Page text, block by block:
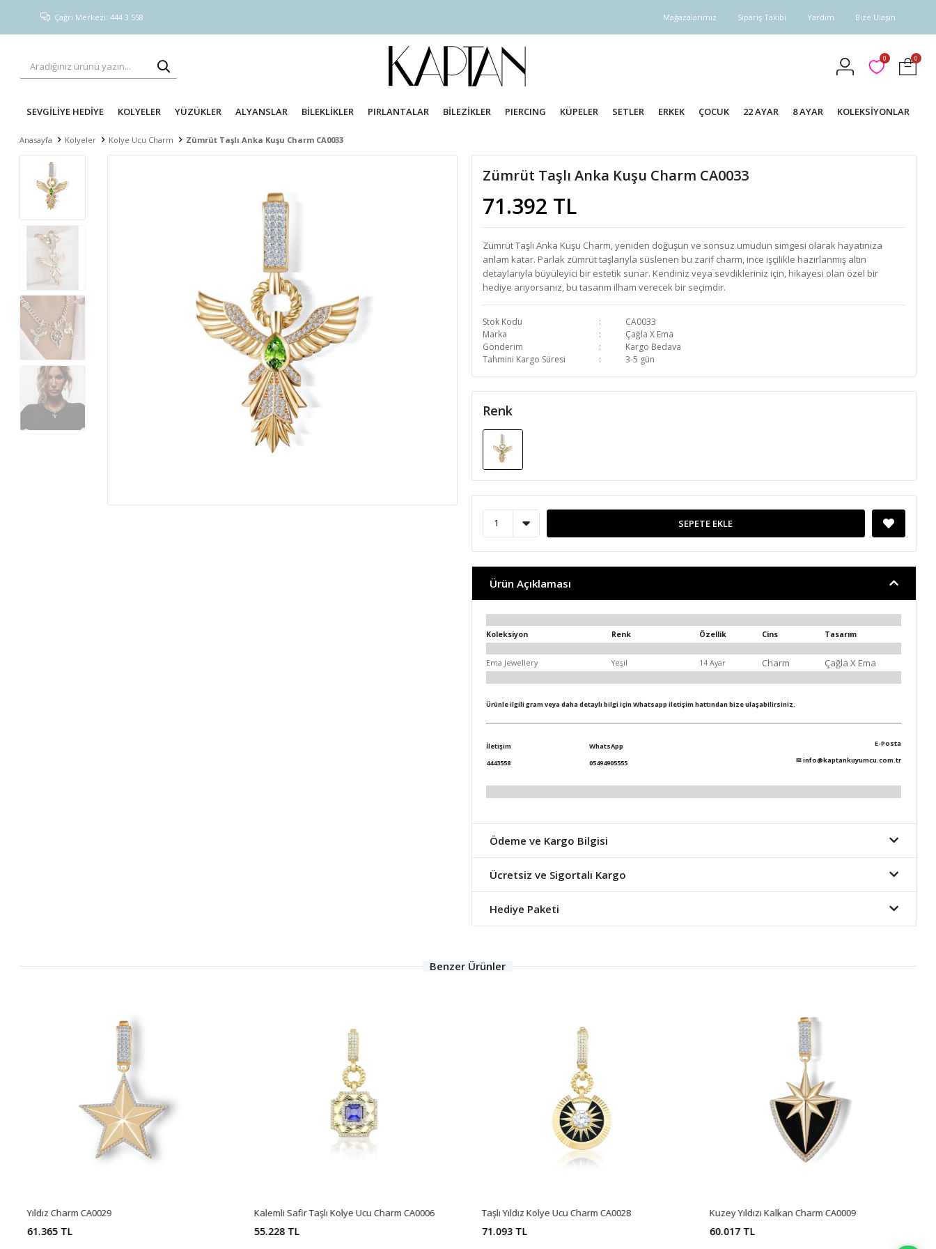
Çağrı Merkezi: 444 3 558 Mağazalarımız Sipariş Takibi Yardım Bize Ulaşın
0 0
SEVGİLİYE HEDİYE KOLYELER YÜZÜKLER ALYANSLAR BİLEKLİKLER PIRLANTALAR BİLEZİKLER PIERCING KÜPELER SETLER ERKEK ÇOCUK 22 AYAR 8 AYAR KOLEKSİYONLAR
Anasayfa Kolyeler Kolye Ucu Charm Zümrüt Taşlı Anka Kuşu Charm CA0033
Zümrüt Taşlı Anka Kuşu Charm CA0033
71.392 TL
Zümrüt Taşlı Anka Kuşu Charm, yeniden doğuşun ve sonsuz umudun simgesi olarak hayatınıza
anlam katar. Parlak zümrüt taşlarıyla süslenen bu zarif charm, ince işçilikle hazırlanmış altın
detaylarıyla büyüleyici bir estetik sunar. Kendiniz veya sevdikleriniz için, hikayesi olan özel bir
hediye arıyorsanız, bu tasarım ilham verecek bir seçimdir.
Stok Kodu
CA0033
Marka
Çağla X Ema
Gönderim
Kargo Bedava
Tahmini Kargo Süresi
3-5 gün
Renk
SEPETE EKLE
Ürün Açıklaması
Koleksiyon Renk Özellik Cins Tasarım
Ema Jewellery Yeşil 14 Ayar Charm Çağla X Ema
Ürünle ilgili gram veya daha detaylı bilgi için Whatsapp iletişim hattından bize ulaşabilirsiniz.
İletişim
4443558
WhatsApp
05494905555
E-Posta
✉info@kaptankuyumcu.com.tr
Ödeme ve Kargo Bilgisi
Ücretsiz ve Sigortalı Kargo
Hediye Paketi
Benzer Ürünler
Yıldız Charm CA0029
61.365 TL
Kalemli Safir Taşlı Kolye Ucu Charm CA0006
55.228 TL
Taşlı Yıldız Kolye Ucu Charm CA0028
71.093 TL
Kuzey Yıldızı Kalkan Charm CA0009
60.017 TL